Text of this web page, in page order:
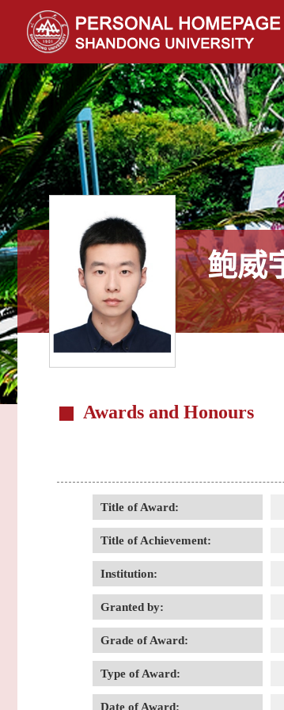
鲍威
Awards and Honours
Title of Award:
Title of Achievement:
Institution:
Granted by:
Grade of Award:
Type of Award:
Date of Award: